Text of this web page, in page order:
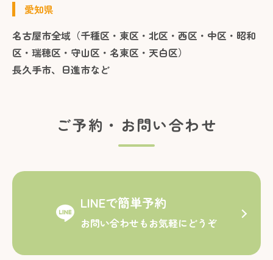
愛知県
名古屋市全域（千種区・東区・北区・西区・中区・昭和
区・瑞穂区・守山区・名東区・天白区）
長久手市、日進市など
ご予約・お問い合わせ
LINEで簡単予約
お問い合わせもお気軽にどうぞ